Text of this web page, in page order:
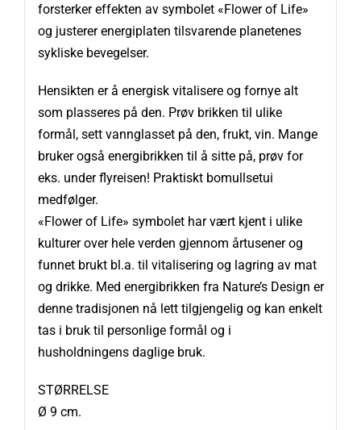
forsterker effekten av symbolet «Flower of Life»
og justerer energiplaten tilsvarende planetenes
sykliske bevegelser.
Hensikten er å energisk vitalisere og fornye alt
som plasseres på den. Prøv brikken til ulike
formål, sett vannglasset på den, frukt, vin. Mange
bruker også energibrikken til å sitte på, prøv for
eks. under flyreisen! Praktiskt bomullsetui
medfølger.
«Flower of Life» symbolet har vært kjent i ulike
kulturer over hele verden gjennom årtusener og
funnet brukt bl.a. til vitalisering og lagring av mat
og drikke. Med energibrikken fra Nature’s Design er
denne tradisjonen nå lett tilgjengelig og kan enkelt
tas i bruk til personlige formål og i
husholdningens daglige bruk.
STØRRELSE
Ø 9 cm.